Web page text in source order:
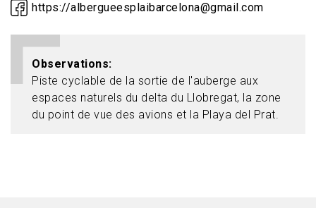
https://albergueesplaibarcelona@gmail.com
Observations
Piste cyclable de la sortie de l'auberge aux
espaces naturels du delta du Llobregat, la zone
du point de vue des avions et la Playa del Prat.